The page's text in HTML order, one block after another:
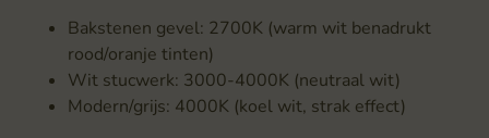
Bakstenen gevel: 2700K (warm wit benadrukt
rood/oranje tinten)
Wit stucwerk: 3000-4000K (neutraal wit)
Modern/grijs: 4000K (koel wit, strak effect)